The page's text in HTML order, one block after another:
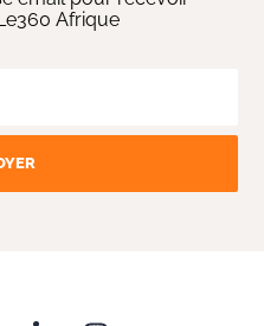
Afrique